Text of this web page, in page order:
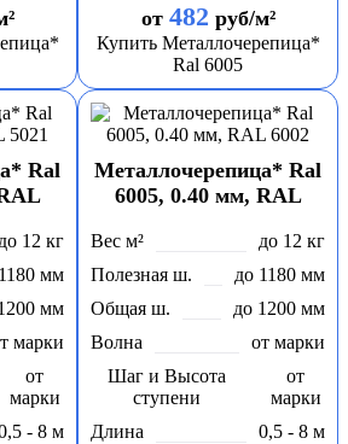
от 482 руб/м²
Купить Металлочерепица*
Ral 6005
Ral
до 12 кг
мм
мм
марки
от
марки
- 8 м
Металлочерепица* Ral
6005, 0.40 мм, RAL
Вес м²
до 12 кг
Полезная ш.
до 1180 мм
Общая ш.
до 1200 мм
Волна
от марки
Шаг и Высота
ступени
от
марки
Длина
0,5 - 8 м